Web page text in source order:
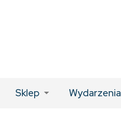
Sklep Wydarzenia